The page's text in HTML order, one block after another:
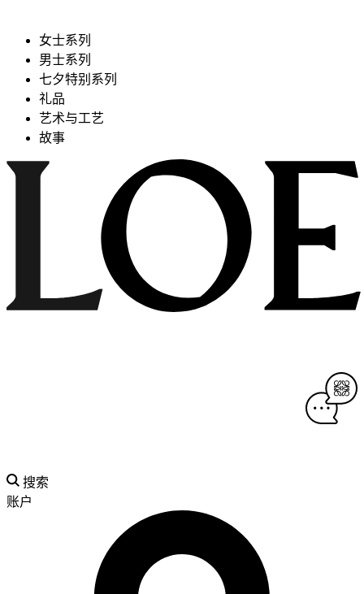
女士系列
男士系列
七夕特别系列
礼品
艺术与工艺
故事
搜索
账户